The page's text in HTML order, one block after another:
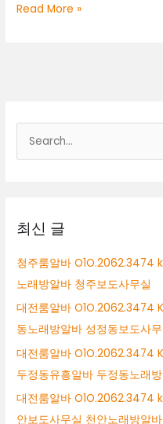
대
톡
RYBOY3500
논
알
논
산
여
성
알
바
논
산
도
Read More »
최신 글
청주룸알바 O1O.2062.3474
노래방알바 청주보도사무실
대전룸알바 O1O.2062.3474
동노래방알바 성정동보도사
대전룸알바 O1O.2062.3474
두정동유흥알바 두정동노래
대전룸알바 O1O.2062.3474
안보도사무실 천안노래방알바